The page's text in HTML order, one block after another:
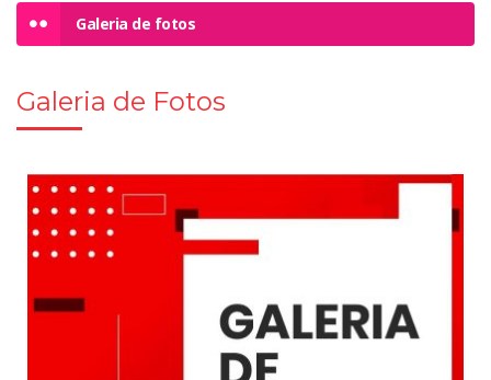
Galeria de fotos
Galeria de Fotos